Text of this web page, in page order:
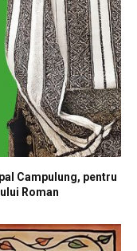
Campulung, pentru
Roman